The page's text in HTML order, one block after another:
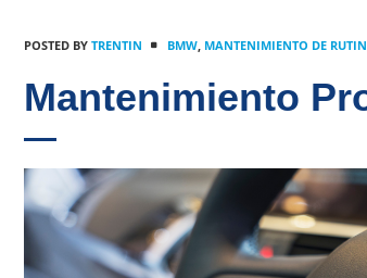
POSTED BY TRENTIN BMW, MANTENIMIENTO DE
Mantenimiento